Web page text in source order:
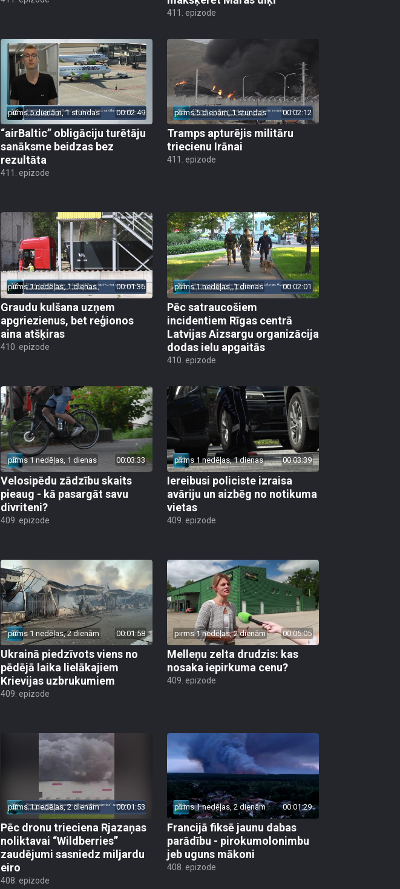
411. epizode
pirms 5 dienām, 1 stundas 00:02:49
“airBaltic” obligāciju turētāju
sanāksme beidzas bez
rezultāta
411. epizode
pirms 5 dienām, 1 stundas 00:02:12
Tramps apturējis militāru
triecienu Irānai
411. epizode
pirms 1 nedēļas, 1 dienas 00:01:36
Graudu kulšana uzņem
apgriezienus, bet reģionos
aina atšķiras
410. epizode
pirms 1 nedēļas, 1 dienas 00:02:01
Pēc satraucošiem
incidentiem Rīgas centrā
Latvijas Aizsargu organizācija
dodas ielu apgaitās
410. epizode
pirms 1 nedēļas, 1 dienas 00:03:33
Velosipēdu zādzību skaits
pieaug - kā pasargāt savu
divriteni?
409. epizode
pirms 1 nedēļas, 1 dienas 00:03:39
Iereibusi policiste izraisa
avāriju un aizbēg no notikuma
vietas
409. epizode
pirms 1 nedēļas, 2 dienām 00:01:58
Ukrainā piedzīvots viens no
pēdējā laika lielākajiem
Krievijas uzbrukumiem
409. epizode
pirms 1 nedēļas, 2 dienām 00:05:05
Melleņu zelta drudzis: kas
nosaka iepirkuma cenu?
409. epizode
pirms 1 nedēļas, 2 dienām 00:01:53
Pēc dronu trieciena Rjazaņas
noliktavai “Wildberries”
zaudējumi sasniedz miljardu
eiro
408. epizode
pirms 1 nedēļas, 2 dienām 00:01:29
Francijā fiksē jaunu dabas
parādību - pirokumolonimbu
jeb uguns mākoni
408. epizode